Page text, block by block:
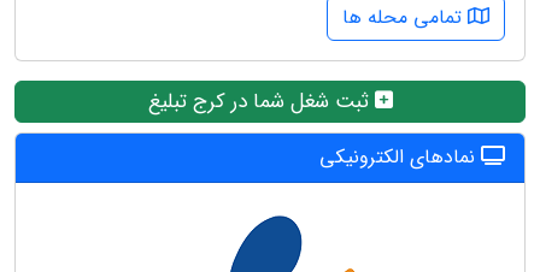
تمامی محله ها
ثبت شغل شما در کرج تبلیغ
نمادهای الکترونیکی